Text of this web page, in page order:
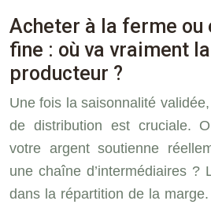
Acheter à la ferme ou
fine : où va vraiment
producteur ?
Une fois la saisonnalité
de distribution est cruciale.
votre argent soutienne
une chaîne d’intermédiaires ?
dans la répartition de la